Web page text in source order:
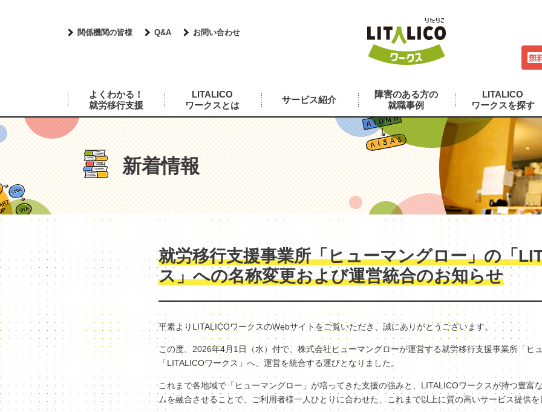
関係機関の皆様 Q&A お問い合わせ
よくわかる！
就労移行支援
LITALICO
ワークスとは
サービス紹介
障害のある方の
就職事例
LITALICO
ワークスを探す
新着情報
就労移行支援事業所「ヒューマングロー」の「
ス」への名称変更および運営統合のお知らせ
平素よりLITALICOワークスのWebサイトをご覧いただき、誠にありがとうございます。
この度、2026年4月1日（水）付で、株式会社ヒューマングローが運営する就労移行支援事業所「ヒ
「LITALICOワークス」へ、運営を統合する運びとなりました。
これまで各地域で「ヒューマングロー」が培ってきた支援の強みと、LITALICOワークスが持つ豊富
ムを融合させることで、ご利用者様一人ひとりに合わせた、これまで以上に質の高いサービス提供